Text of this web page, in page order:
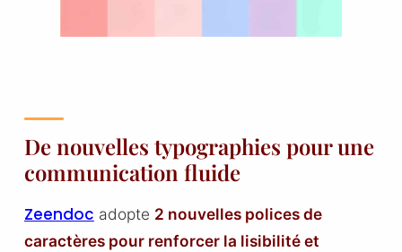
De nouvelles typographies pour une
communication fluide
Zeendoc adopte 2 nouvelles polices de
caractères pour renforcer la lisibilité et